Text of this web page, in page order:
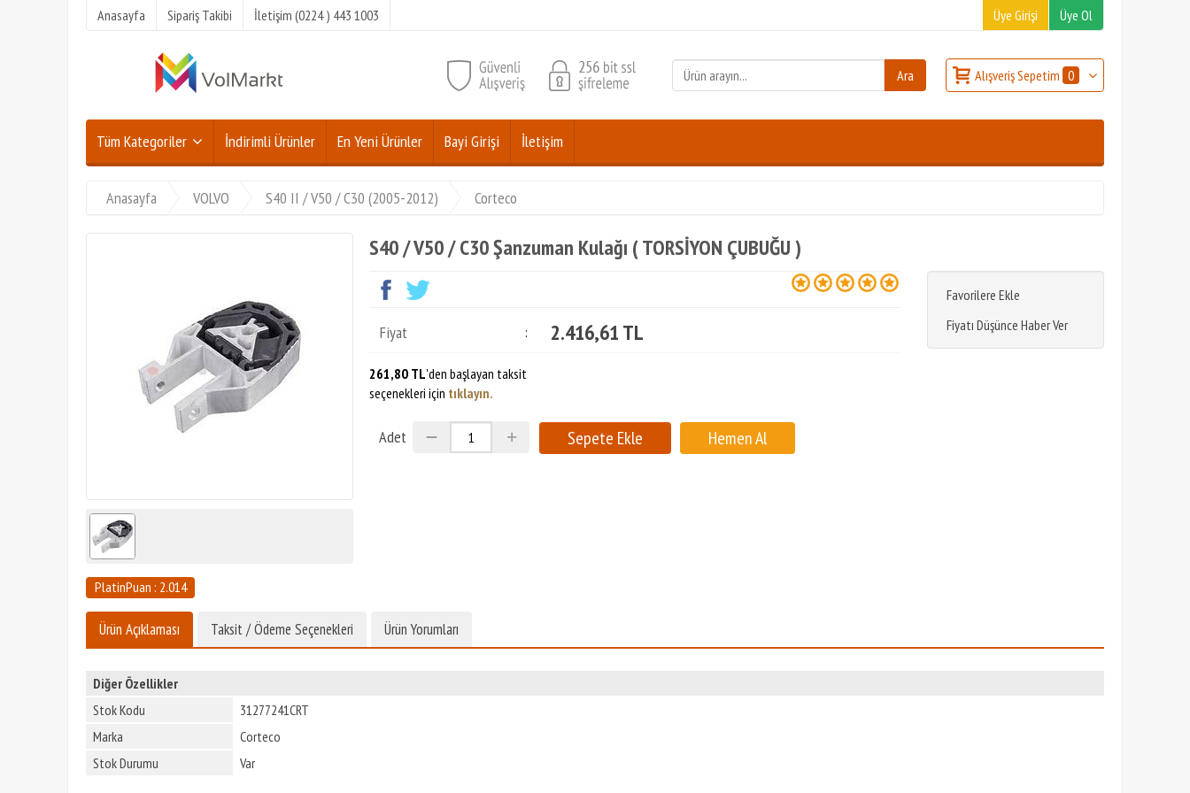
Anasayfa Sipariş Takibi İletişim (0224 ) 443 1003 Üye Girişi Üye Ol
Alışveriş Sepetim 0
Tüm Kategoriler İndirimli Ürünler En Yeni Ürünler Bayi Girişi İletişim
Anasayfa VOLVO S40 II / V50 / C30 (2005-2012) Corteco
PlatinPuan : 2.014
S40 / V50 / C30 Şanzuman Kulağı ( TORSİYON ÇUBUĞU )
Favorilere Ekle
Fiyatı Düşünce Haber Ver
Fiyat : 2.416,61 TL
261,80 TL'den başlayan taksit
seçenekleri için tıklayın.
Adet
Ürün Açıklaması Taksit / Ödeme Seçenekleri Ürün Yorumları
Diğer Özellikler
Stok Kodu
31277241CRT
Marka
Corteco
Stok Durumu
Var